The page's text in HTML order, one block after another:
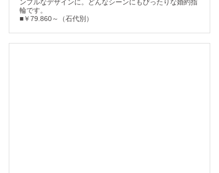
ンプルなデザインに。どんなシーンにもぴったりな婚約指
輪です。
■￥79.860～（石代別）